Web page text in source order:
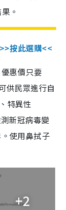
。
>>按此選購<<
惠價只要
供民眾進行自
特異性
新冠病毒變
使用鼻拭子
+2